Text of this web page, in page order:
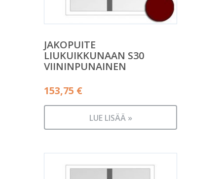
JAKOPUITE
LIUKUIKKUNAAN S30
VIININPUNAINEN
153,75 €
LUE LISÄÄ »